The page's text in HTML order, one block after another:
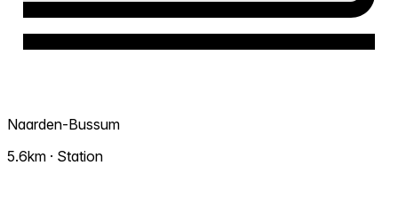
Naarden-Bussum
5.6km · Station